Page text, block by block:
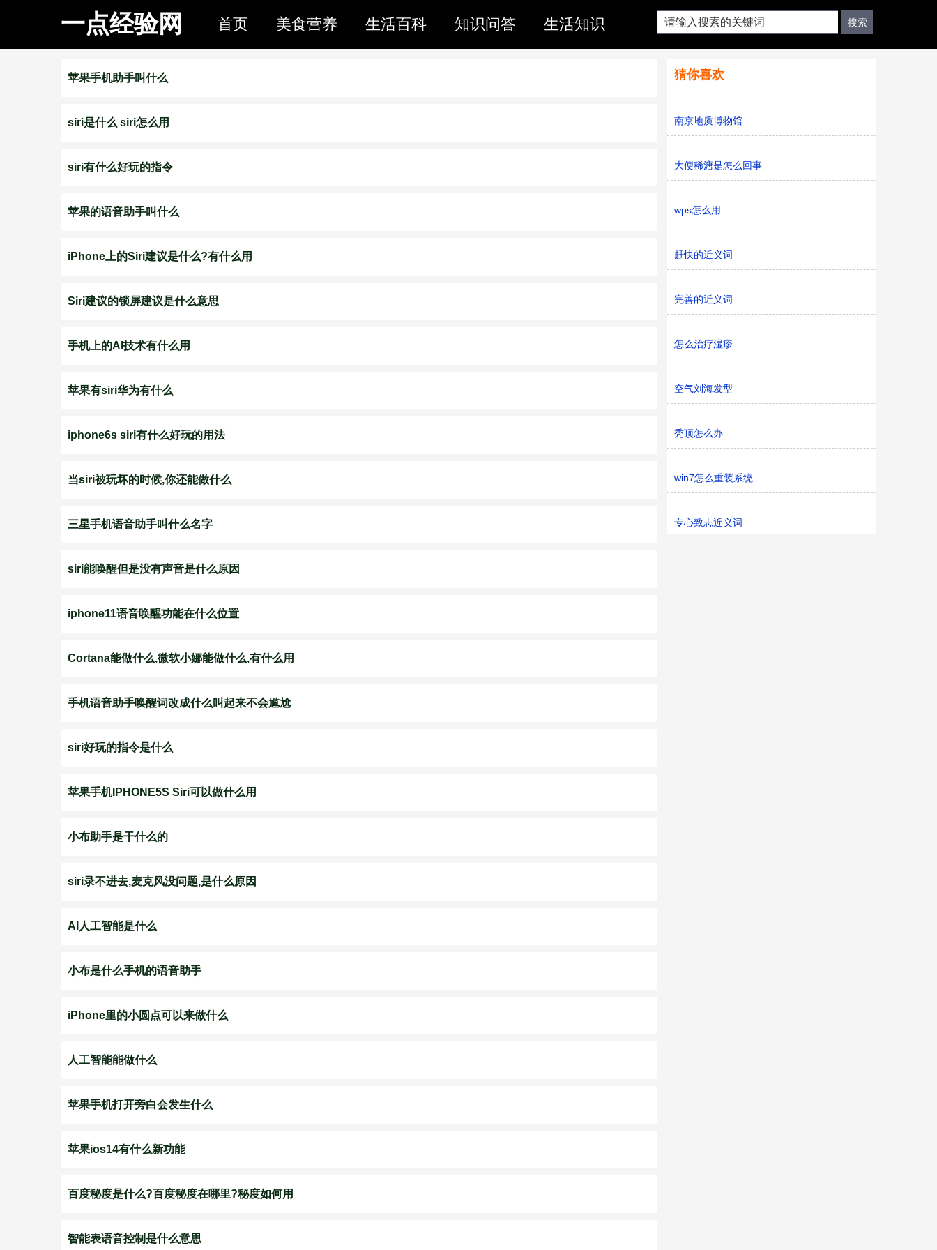
一点经验网 首页 美食营养 生活百科 知识问答 生活知识
苹果手机助手叫什么
siri是什么 siri怎么用
siri有什么好玩的指令
苹果的语音助手叫什么
iPhone上的Siri建议是什么?有什么用
Siri建议的锁屏建议是什么意思
手机上的AI技术有什么用
苹果有siri华为有什么
iphone6s siri有什么好玩的用法
当siri被玩坏的时候,你还能做什么
三星手机语音助手叫什么名字
siri能唤醒但是没有声音是什么原因
iphone11语音唤醒功能在什么位置
Cortana能做什么,微软小娜能做什么,有什么用
手机语音助手唤醒词改成什么叫起来不会尴尬
siri好玩的指令是什么
苹果手机IPHONE5S Siri可以做什么用
小布助手是干什么的
siri录不进去,麦克风没问题,是什么原因
AI人工智能是什么
小布是什么手机的语音助手
iPhone里的小圆点可以来做什么
人工智能能做什么
苹果手机打开旁白会发生什么
苹果ios14有什么新功能
百度秘度是什么?百度秘度在哪里?秘度如何用
智能表语音控制是什么意思
猜你喜欢
南京地质博物馆
大便稀溏是怎么回事
wps怎么用
赶快的近义词
完善的近义词
怎么治疗湿疹
空气刘海发型
秃顶怎么办
win7怎么重装系统
专心致志近义词